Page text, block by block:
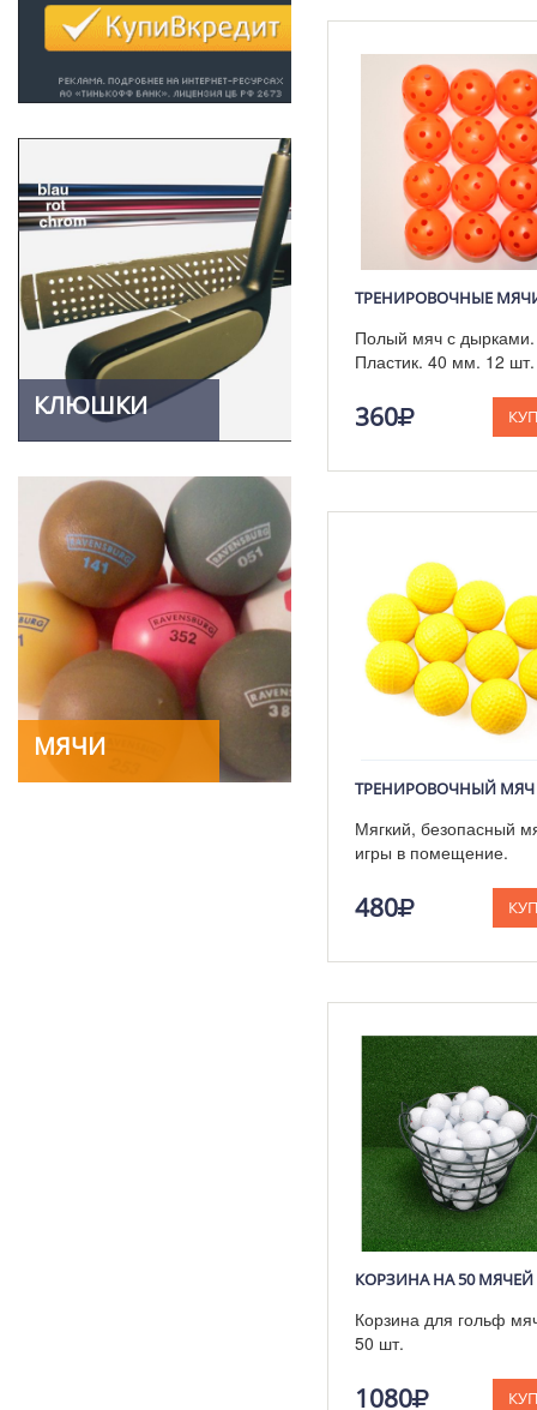
КЛЮШКИ
МЯЧИ
Полый мяч с дырками.
Пластик. 40 мм. 12 шт.
360
Мягкий, безопасный
игры в помещение.
480
Корзина для гольф
50 шт.
1080